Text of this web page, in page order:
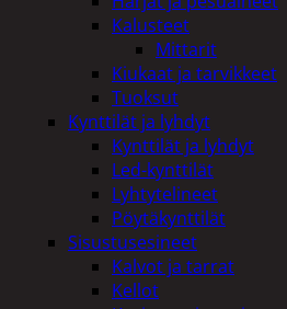
Kalusteet
Mittarit
Kiukaat ja tarvikkeet
Tuoksut
Kynttilät ja lyhdyt
Kynttilät ja lyhdyt
Led-kynttilät
Lyhtytelineet
Pöytäkynttilät
Sisustusesineet
Kalvot ja tarrat
Kellot